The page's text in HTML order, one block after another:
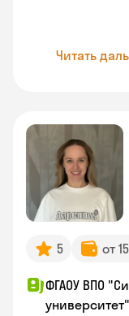
Читать
5 от
ФГАОУ ВПО
университет"